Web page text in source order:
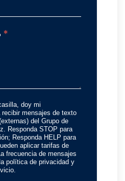
*
doy mi
mensajes de texto
del Grupo de
Responda STOP para
Responda HELP para
aplicar tarifas de
frecuencia de mensajes
política de privacidad y